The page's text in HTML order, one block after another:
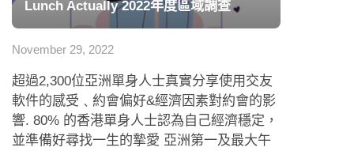
Lunch Actually 2022年度區域調查
November 29, 2022
超過2,300位亞洲單身人士真實分享使用交友
軟件的感受﹑約會偏好&經濟因素對約會的影
響. 80% 的香港單身人士認為自己經濟穩定，
並準備好尋找一生的摯愛 亞洲第一及最大午